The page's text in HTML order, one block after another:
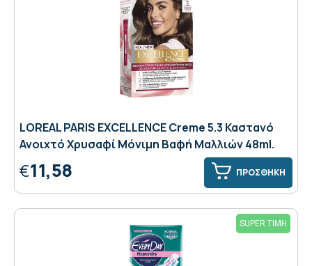
LOREAL PARIS EXCELLENCE Creme 5.3 Καστανό
Ανοιχτό Χρυσαφί Μόνιμη Βαφή Μαλλιών 48ml.
€11,58 ΠΡΟΣΘΗΚΗ
SUPER ΤΙΜΗ